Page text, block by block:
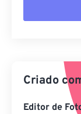
Aplicar
Salvar
Criado
Editor de